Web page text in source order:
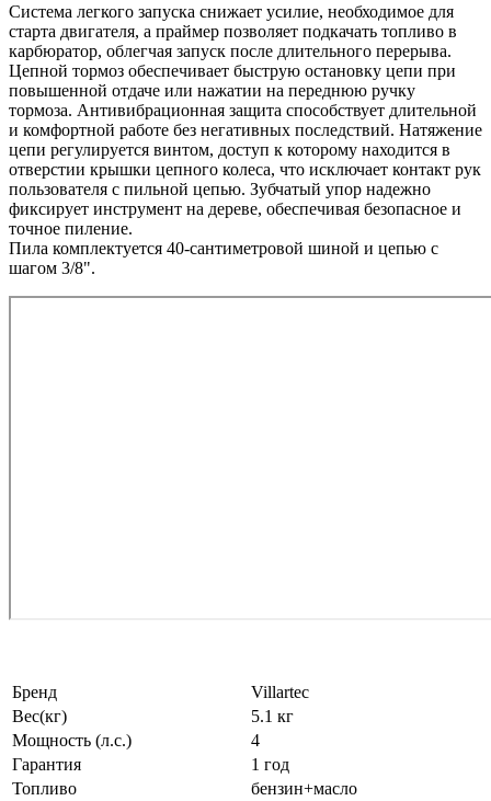
Система легкого запуска снижает усилие, необходимое для
старта двигателя, а праймер позволяет подкачать топливо в
карбюратор, облегчая запуск после длительного перерыва.
Цепной тормоз обеспечивает быструю остановку цепи при
повышенной отдаче или нажатии на переднюю ручку
тормоза. Антивибрационная защита способствует длительной
и комфортной работе без негативных последствий. Натяжение
цепи регулируется винтом, доступ к которому находится в
отверстии крышки цепного колеса, что исключает контакт рук
пользователя с пильной цепью. Зубчатый упор надежно
фиксирует инструмент на дереве, обеспечивая безопасное и
точное пиление.
Пила комплектуется 40-сантиметровой шиной и цепью с
шагом 3/8".
Бренд
Villartec
Вес(кг)
5.1 кг
Мощность (л.с.)
4
Гарантия
1 год
Топливо
бензин+масло